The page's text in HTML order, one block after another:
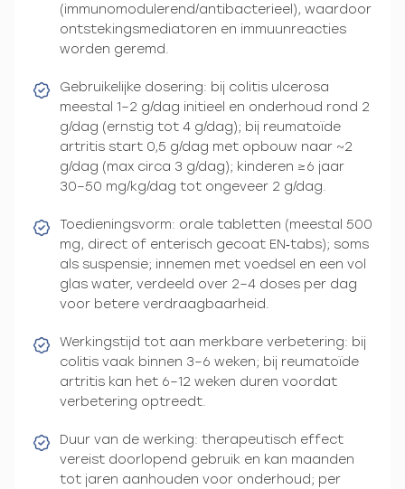
(immunomodulerend/antibacterieel), waardoor
ontstekingsmediatoren en immuunreacties
worden geremd.
Gebruikelijke dosering: bij colitis ulcerosa
meestal 1–2 g/dag initieel en onderhoud rond 2
g/dag (ernstig tot 4 g/dag); bij reumatoïde
artritis start 0,5 g/dag met opbouw naar ~2
g/dag (max circa 3 g/dag); kinderen ≥6 jaar
30–50 mg/kg/dag tot ongeveer 2 g/dag.
Toedieningsvorm: orale tabletten (meestal 500
mg, direct of enterisch gecoat EN‑tabs); soms
als suspensie; innemen met voedsel en een vol
glas water, verdeeld over 2–4 doses per dag
voor betere verdraagbaarheid.
Werkingstijd tot aan merkbare verbetering: bij
colitis vaak binnen 3–6 weken; bij reumatoïde
artritis kan het 6–12 weken duren voordat
verbetering optreedt.
Duur van de werking: therapeutisch effect
vereist doorlopend gebruik en kan maanden
tot jaren aanhouden voor onderhoud; per